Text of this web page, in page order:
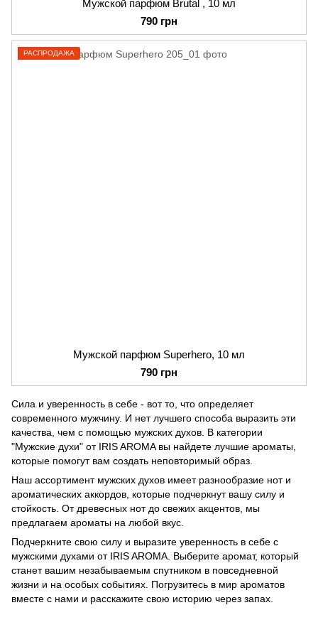
Мужской парфюм Brutal , 10 мл
790 грн
РАСПРОДАЖА
Мужской парфюм Superhero, 10 мл
790 грн
Сила и уверенность в себе - вот то, что определяет
современного мужчину. И нет лучшего способа выразить эти
качества, чем с помощью мужских духов. В категории
"Мужские духи" от IRIS AROMA вы найдете лучшие ароматы,
которые помогут вам создать неповторимый образ.
Наш ассортимент мужских духов имеет разнообразие нот и
ароматических аккордов, которые подчеркнут вашу силу и
стойкость. От древесных нот до свежих акцентов, мы
предлагаем ароматы на любой вкус.
Подчеркните свою силу и выразите уверенность в себе с
мужскими духами от IRIS AROMA. Выберите аромат, который
станет вашим незабываемым спутником в повседневной
жизни и на особых событиях. Погрузитесь в мир ароматов
вместе с нами и расскажите свою историю через запах.